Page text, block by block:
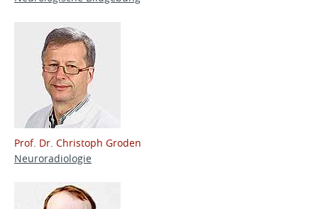
Prof. Dr. Christoph Groden
Neuroradiologie